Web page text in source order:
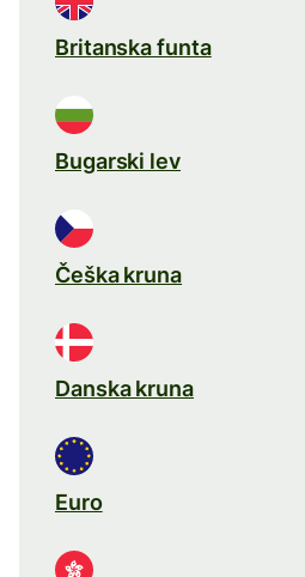
Britanska funta
Bugarski lev
Češka kruna
Danska kruna
Euro